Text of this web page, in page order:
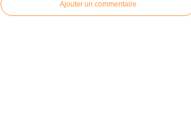
Ajouter un commentaire